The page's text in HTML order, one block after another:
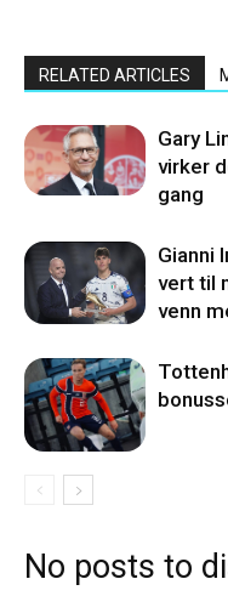
RELATED ARTICLES
Gary
virker
gang
Gianni
vert til
venn
No posts to